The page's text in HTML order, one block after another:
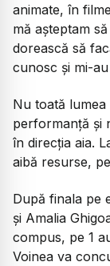
animate, în
mă așteptam
dorească să
cunosc și mi-
Nu toată lumea
performanță și
în direcția aia.
aibă resurse,
După finala pe
și Amalia
compus, pe 1
Voinea va